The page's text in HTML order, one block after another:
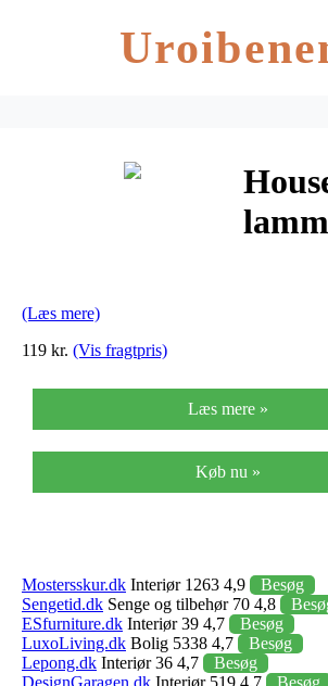
(Læs mere)
119 kr. (Vis fragtpris)
Læs mere »
Køb nu »
Mostersskur.dk Interiør 1263 4,9
Besøg
Sengetid.dk Senge og tilbehør 70 4,8
ESfurniture.dk Interiør 39 4,7
Besøg
LuxoLiving.dk Bolig 5338 4,7
Besøg
Lepong.dk Interiør 36 4,7
Besøg
DesignGaragen.dk Interiør 519 4,7
Besøg